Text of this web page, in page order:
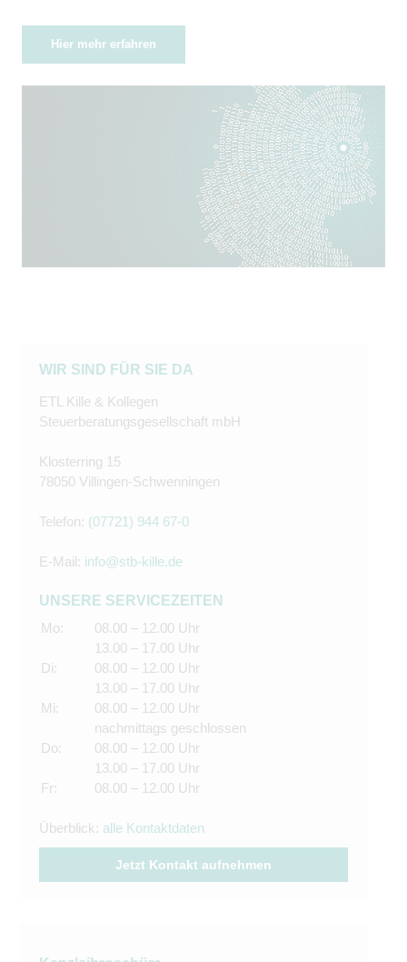
Hier mehr erfahren
WIR SIND FÜR SIE DA
ETL Kille & Kollegen
Steuerberatungsgesellschaft mbH
Klosterring 15
78050 Villingen-Schwenningen
Telefon: (07721) 944 67-0
E-Mail: info@stb-kille.de
UNSERE SERVICEZEITEN
Mo:
Di:
Mi:
Do:
Fr:
08.00 – 12.00 Uhr
13.00 – 17.00 Uhr
08.00 – 12.00 Uhr
13.00 – 17.00 Uhr
08.00 – 12.00 Uhr
nachmittags geschlossen
08.00 – 12.00 Uhr
13.00 – 17.00 Uhr
08.00 – 12.00 Uhr
Überblick: alle Kontaktdaten
Jetzt Kontakt aufnehmen